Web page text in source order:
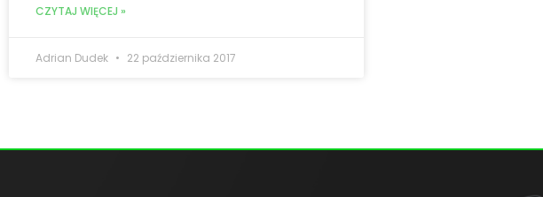
CZYTAJ WIĘCEJ »
Adrian Dudek 22 października 2017